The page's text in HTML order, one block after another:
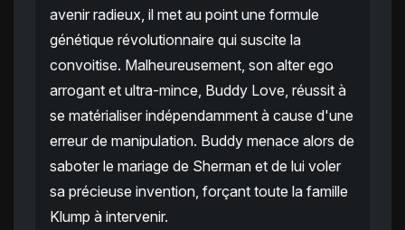
avenir radieux, il met au point une formule
génétique révolutionnaire qui suscite la
convoitise. Malheureusement, son alter ego
arrogant et ultra-mince, Buddy Love, réussit à
se matérialiser indépendamment à cause d'une
erreur de manipulation. Buddy menace alors de
saboter le mariage de Sherman et de lui voler
sa précieuse invention, forçant toute la famille
Klump à intervenir.